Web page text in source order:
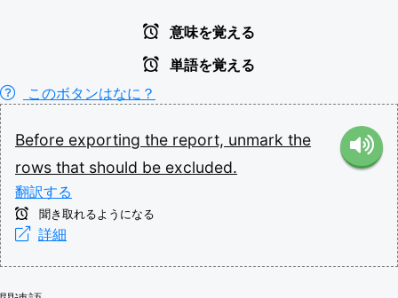
意味を覚える
単語を覚える
このボタンはなに？
Before exporting the report, unmark the
rows that should be excluded.
翻訳する
聞き取れるようになる
詳細